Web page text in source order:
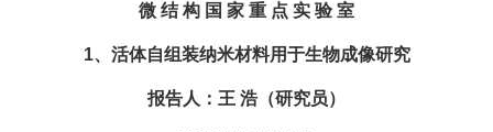
微 结 构 国 家 重 点 实 验 室
1、活体自组装纳米材料用于生物成像研究
报告人：王 浩（研究员）